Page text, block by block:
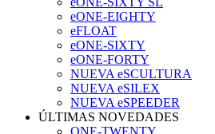
eONE-EIGHTY
eFLOAT
eONE-SIXTY
eONE-FORTY
NUEVA eSCULTURA
NUEVA eSILEX
NUEVA eSPEEDER
ÚLTIMAS NOVEDADES
ONE-TWENTY